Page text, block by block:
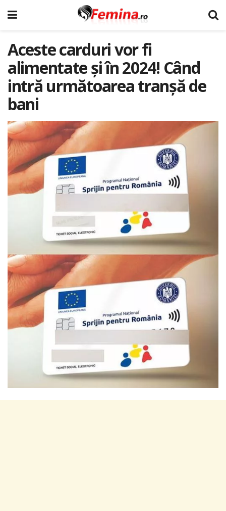
Aceste carduri vor fi
alimentate și în 2024! Când
intră următoarea tranșă de
bani